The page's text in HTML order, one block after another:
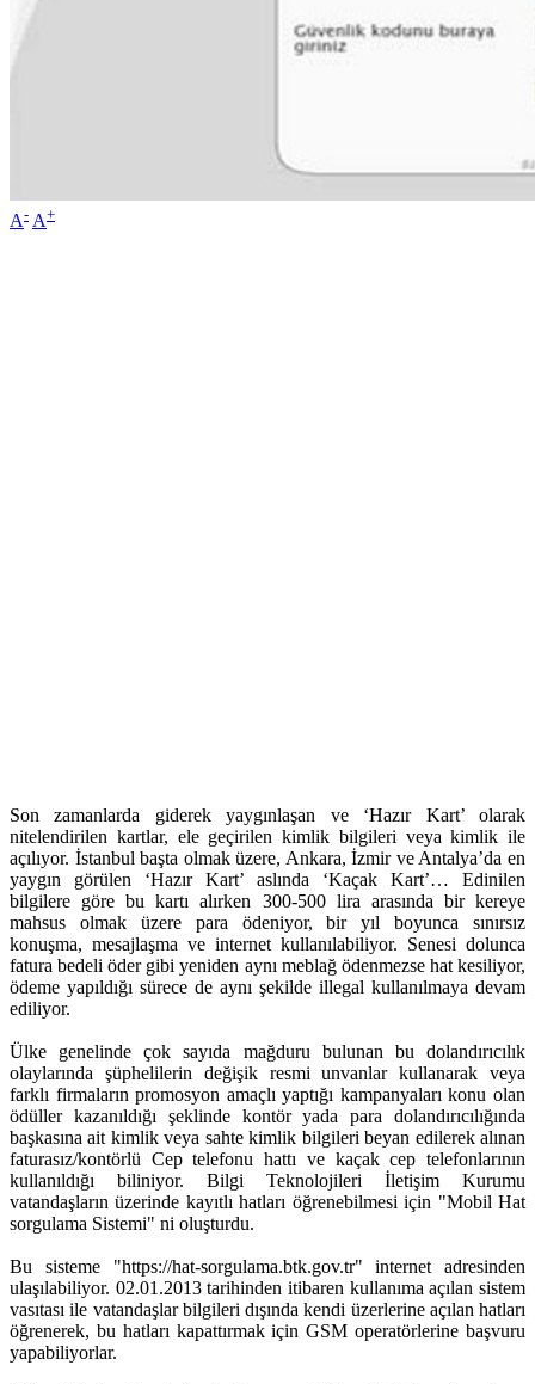
A- A+
Son zamanlarda giderek yaygınlaşan ve ‘Hazır Kart’ olarak
nitelendirilen kartlar, ele geçirilen kimlik bilgileri veya kimlik ile
açılıyor. İstanbul başta olmak üzere, Ankara, İzmir ve Antalya’da en
yaygın görülen ‘Hazır Kart’ aslında ‘Kaçak Kart’… Edinilen
bilgilere göre bu kartı alırken 300-500 lira arasında bir kereye
mahsus olmak üzere para ödeniyor, bir yıl boyunca sınırsız
konuşma, mesajlaşma ve internet kullanılabiliyor. Senesi dolunca
fatura bedeli öder gibi yeniden aynı meblağ ödenmezse hat kesiliyor,
ödeme yapıldığı sürece de aynı şekilde illegal kullanılmaya devam
ediliyor.
Ülke genelinde çok sayıda mağduru bulunan bu dolandırıcılık
olaylarında şüphelilerin değişik resmi unvanlar kullanarak veya
farklı firmaların promosyon amaçlı yaptığı kampanyaları konu olan
ödüller kazanıldığı şeklinde kontör yada para dolandırıcılığında
başkasına ait kimlik veya sahte kimlik bilgileri beyan edilerek alınan
faturasız/kontörlü Cep telefonu hattı ve kaçak cep telefonlarının
kullanıldığı biliniyor. Bilgi Teknolojileri İletişim Kurumu
vatandaşların üzerinde kayıtlı hatları öğrenebilmesi için "Mobil Hat
sorgulama Sistemi" ni oluşturdu.
Bu sisteme "https://hat-sorgulama.btk.gov.tr" internet adresinden
ulaşılabiliyor. 02.01.2013 tarihinden itibaren kullanıma açılan sistem
vasıtası ile vatandaşlar bilgileri dışında kendi üzerlerine açılan hatları
öğrenerek, bu hatları kapattırmak için GSM operatörlerine başvuru
yapabiliyorlar.